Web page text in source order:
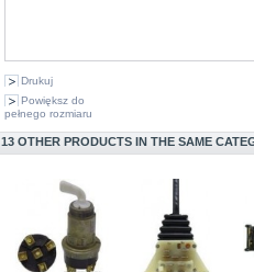
Drukuj
Powiększ do
pełnego rozmiaru
13 OTHER PRODUCTS IN THE SAME